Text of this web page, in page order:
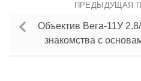
ПРЕДЫДУЩАЯ
Объектив Вега-11У
знакомства с